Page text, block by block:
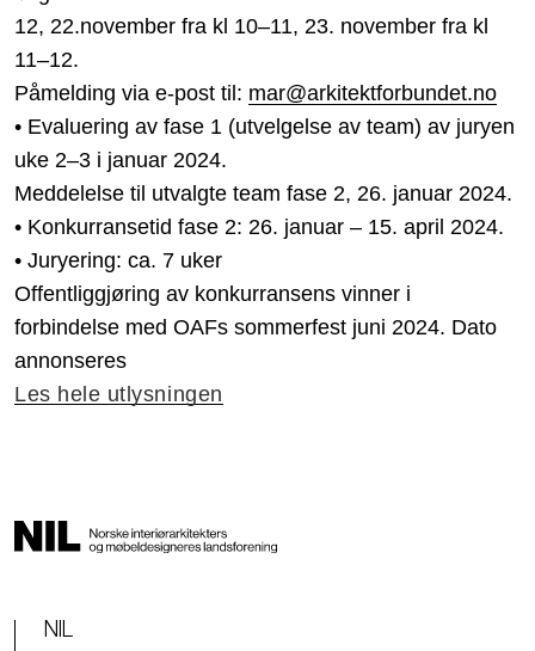
12, 22.november fra kl 10–11, 23. november fra kl
11–12.
Påmelding via e-post til: mar@arkitektforbundet.no
• Evaluering av fase 1 (utvelgelse av team) av juryen
uke 2–3 i januar 2024.
Meddelelse til utvalgte team fase 2, 26. januar 2024.
• Konkurransetid fase 2: 26. januar – 15. april 2024.
• Juryering: ca. 7 uker
Offentliggjøring av konkurransens vinner i
forbindelse med OAFs sommerfest juni 2024. Dato
annonseres
Les hele utlysningen
NIL